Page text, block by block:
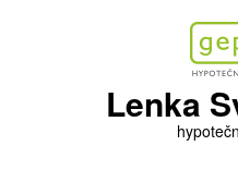
Lenka